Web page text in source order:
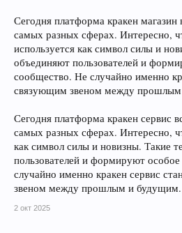
Сегодня платформа кракен
самых разных сферах. Интересно,
используется как символ силы и
объединяют пользователей и
сообщество. Не случайно именно
связующим звеном между
Сегодня платформа кракен сервис
самых разных сферах. Интересно,
как символ силы и новизны. Такие
пользователей и формируют
случайно именно кракен сервис
звеном между прошлым и будущим.
2 окт 2025